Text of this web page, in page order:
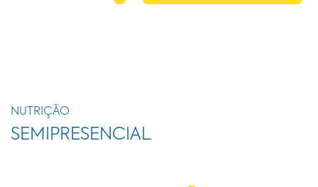
NUTRIÇÃO
SEMIPRESENCIAL